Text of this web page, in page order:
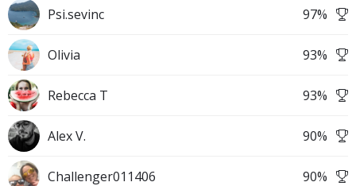
Psi.sevinc 97%
Olivia 93%
Rebecca T 93%
Alex V. 90%
Challenger011406 90%